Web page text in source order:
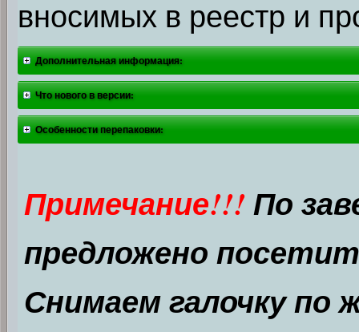
вносимых в реестр и
Дополнительная информация:
Что нового в версии:
Особенности перепаковки:
Примечание!!!По
предложено
Снимаем галочку по